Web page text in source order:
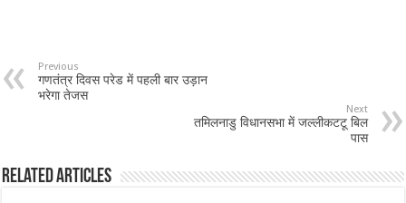
Previous
गणतंत्र दिवस परेड में पहली बार उड़ान
भरेगा तेजस
Next
तमिलनाडु विधानसभा में जल्लीकटटू बिल
पास
Related Articles